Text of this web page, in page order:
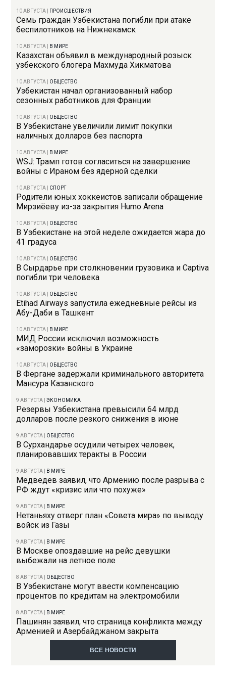
10 АВГУСТА ПРОИСШЕСТВИЯ
Семь граждан Узбекистана погибли при атаке
беспилотников на Нижнекамск
10 АВГУСТА В МИРЕ
Казахстан объявил в международный розыск
узбекского блогера Махмуда Хикматова
10 АВГУСТА ОБЩЕСТВО
Узбекистан начал организованный набор
сезонных работников для Франции
10 АВГУСТА ОБЩЕСТВО
В Узбекистане увеличили лимит покупки
наличных долларов без паспорта
10 АВГУСТА В МИРЕ
WSJ: Трамп готов согласиться на завершение
войны с Ираном без ядерной сделки
10 АВГУСТА СПОРТ
Родители юных хоккеистов записали обращение
Мирзиёеву из-за закрытия Humo Arena
10 АВГУСТА ОБЩЕСТВО
В Узбекистане на этой неделе ожидается жара до
41 градуса
10 АВГУСТА ОБЩЕСТВО
В Сырдарье при столкновении грузовика и Captiva
погибли три человека
10 АВГУСТА ОБЩЕСТВО
Etihad Airways запустила ежедневные рейсы из
Абу-Даби в Ташкент
10 АВГУСТА В МИРЕ
МИД России исключил возможность
«заморозки» войны в Украине
10 АВГУСТА ОБЩЕСТВО
В Фергане задержали криминального авторитета
Мансура Казанского
9 АВГУСТА |ЭКОНОМИКА
Резервы Узбекистана превысили 64 млрд
долларов после резкого снижения в июне
9 АВГУСТА ОБЩЕСТВО
В Сурхандарье осудили четырех человек,
планировавших теракты в России
9 АВГУСТА В МИРЕ
Медведев заявил, что Армению после разрыва с
РФ ждут «кризис или что похуже»
9 АВГУСТА В МИРЕ
Нетаньяху отверг план «Совета мира» по выводу
войск из Газы
9 АВГУСТА В МИРЕ
В Москве опоздавшие на рейс девушки
выбежали на летное поле
8 АВГУСТА ОБЩЕСТВО
В Узбекистане могут ввести компенсацию
процентов по кредитам на электромобили
8 АВГУСТА В МИРЕ
Пашинян заявил, что страница конфликта между
Арменией и Азербайджаном закрыта
ВСЕ НОВОСТИ